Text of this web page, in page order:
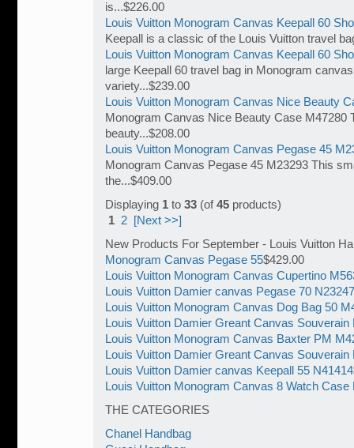
is...$226.00
Louis Vuitton Monogram Canvas Keepall 60
Keepall is a classic of the Louis Vuitton travel
Louis Vuitton Monogram Canvas Keepall 60
large Keepall 60 travel bag in Monogram
variety...$239.00
Louis Vuitton Monogram Canvas Nice Beauty
Monogram Canvas Nice Beauty Case M47280
beauty...$208.00
Louis Vuitton Monogram Canvas Pegase 45
Monogram Canvas Pegase 45 M23293 This
the...$409.00
Displaying 1 to 33 (of45 products)
1 2
[Next >>]
New Products For September - Louis Vuitton
Monogram Canvas Pegase 55$429.00
Louis Vuitton Monogram Canvas Cupertino
Louis Vuitton Damier canvas Pegase 70 N23247
Louis Vuitton Monogram Canvas Dog Bag 50
Louis Vuitton Damier Greant Canvas Souverain
Louis Vuitton Monogram Canvas Baxter PM
Louis Vuitton Damier Greant Canvas Souverain
Louis Vuitton Damier canvas Keepall 55 N41414
Louis Vuitton Monogram Canvas 8 Watch Case
THE CATEGORIES
Chanel Handbag